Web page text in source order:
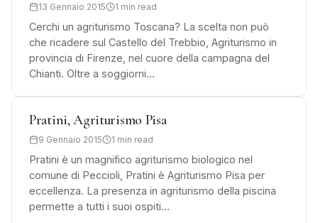
13 Gennaio 2015 1 min read
Cerchi un agriturismo Toscana? La scelta non può
che ricadere sul Castello del Trebbio, Agriturismo in
provincia di Firenze, nel cuore della campagna del
Chianti. Oltre a soggiorni…
Pratini, Agriturismo Pisa
9 Gennaio 2015 1 min read
Pratini è un magnifico agriturismo biologico nel
comune di Peccioli, Pratini è Agriturismo Pisa per
eccellenza. La presenza in agriturismo della piscina
permette a tutti i suoi ospiti…